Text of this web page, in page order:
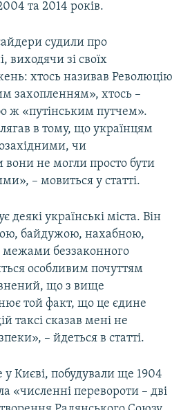
та 2014 років.
судили про
виходячи зі своїх
хтось називав Революцію
захопленням», хтось –
ж «путінським путчем».
в тому, що українцям
чи
вони не могли просто бути
– мовиться у статті.
деякі українські міста. Він
байдужою, нахабною,
беззаконного
особливим почуттям
що з вище
той факт, що це єдине
таксі сказав мені не
– йдеться в статті.
Києві, побудували ще 1904
«численні перевороти – дві